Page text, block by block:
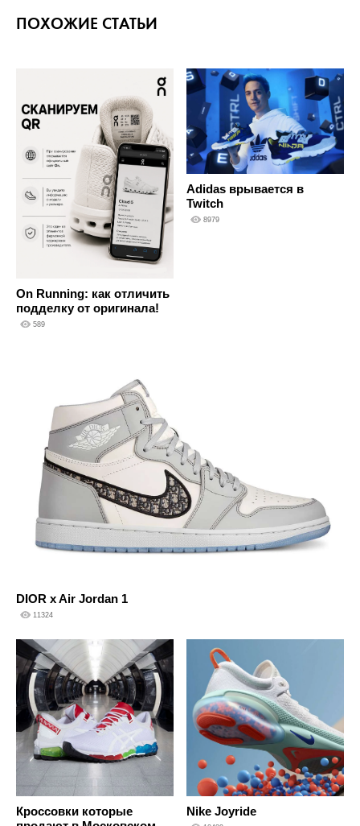
ПОХОЖИЕ СТАТЬИ
On Running: как отличить
подделку от оригинала!
589
Adidas врывается в
Twitch
8979
DIOR x Air Jordan 1
11324
Кроссовки которые
Nike Joyride